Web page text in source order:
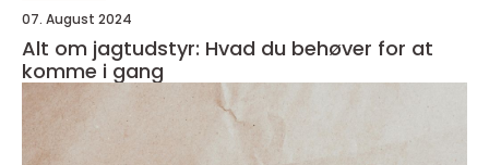
07. August 2024
Alt om jagtudstyr: Hvad du behøver for at
komme i gang